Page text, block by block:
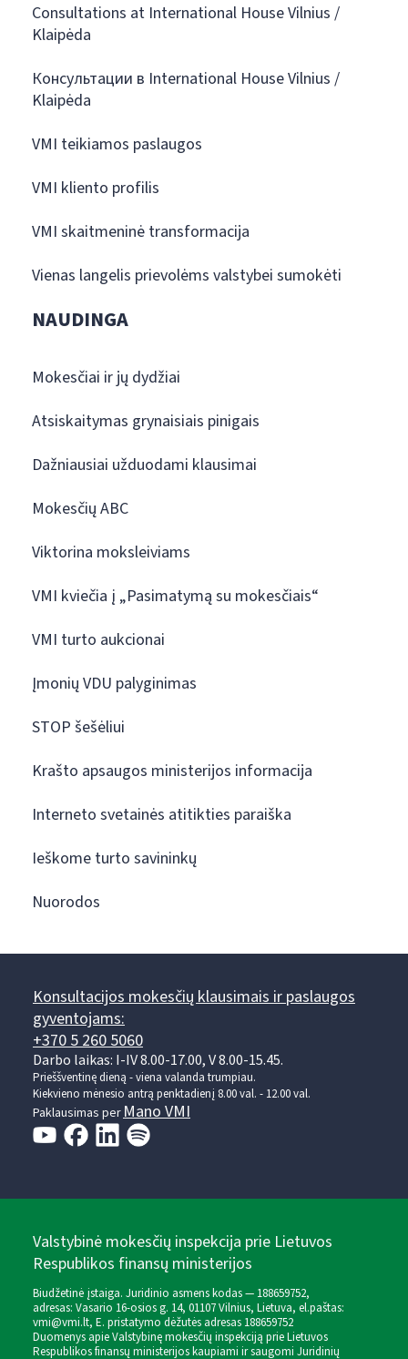
Consultations at International House Vilnius /
Klaipėda
Консультации в International House Vilnius /
Klaipėda
VMI teikiamos paslaugos
VMI kliento profilis
VMI skaitmeninė transformacija
Vienas langelis prievolėms valstybei sumokėti
NAUDINGA
Mokesčiai ir jų dydžiai
Atsiskaitymas grynaisiais pinigais
Dažniausiai užduodami klausimai
Mokesčių ABC
Viktorina moksleiviams
VMI kviečia į „Pasimatymą su mokesčiais“
VMI turto aukcionai
Įmonių VDU palyginimas
STOP šešėliui
Krašto apsaugos ministerijos informacija
Interneto svetainės atitikties paraiška
Ieškome turto savininkų
Nuorodos
Konsultacijos mokesčių klausimais ir paslaugos
gyventojams:
+370 5 260 5060
Darbo laikas: I-IV 8.00-17.00, V 8.00-15.45.
Prieššventinę dieną - viena valanda trumpiau.
Kiekvieno mėnesio antrą penktadienį 8.00 val. - 12.00 val.
Paklausimas per Mano VMI
Valstybinė mokesčių inspekcija prie Lietuvos
Respublikos finansų ministerijos
Biudžetinė įstaiga. Juridinio asmens kodas — 188659752,
adresas: Vasario 16-osios g. 14, 01107 Vilnius, Lietuva, el.paštas:
vmi@vmi.lt, E. pristatymo dėžutės adresas 188659752
Duomenys apie Valstybinę mokesčių inspekciją prie Lietuvos
Respublikos finansų ministerijos kaupiami ir saugomi Juridinių